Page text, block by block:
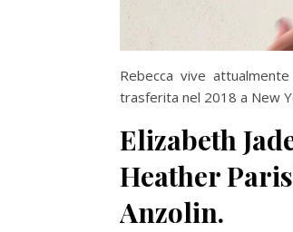
Rebecca vive
trasferita nel 2018 a New
Elizabeth
Heather
Anzolin.